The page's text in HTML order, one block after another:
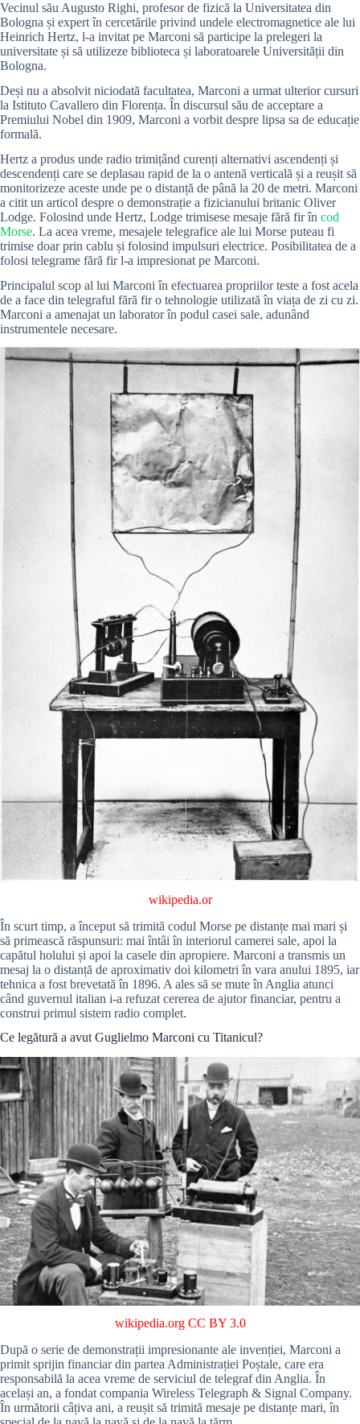
Vecinul său Augusto Righi, profesor de fizică la Universitatea din
Bologna și expert în cercetările privind undele electromagnetice ale lui
Heinrich Hertz, l-a invitat pe Marconi să participe la prelegeri la
universitate și să utilizeze biblioteca și laboratoarele Universității din
Bologna.
Deși nu a absolvit niciodată facultatea, Marconi a urmat ulterior cursuri
la Istituto Cavallero din Florența. În discursul său de acceptare a
Premiului Nobel din 1909, Marconi a vorbit despre lipsa sa de educație
formală.
Hertz a produs unde radio trimițând curenți alternativi ascendenți și
descendenți care se deplasau rapid de la o antenă verticală și a reușit să
monitorizeze aceste unde pe o distanță de până la 20 de metri. Marconi
a citit un articol despre o demonstrație a fizicianului britanic Oliver
Lodge. Folosind unde Hertz, Lodge trimisese mesaje fără fir în cod
Morse. La acea vreme, mesajele telegrafice ale lui Morse puteau fi
trimise doar prin cablu și folosind impulsuri electrice. Posibilitatea de a
folosi telegrame fără fir l-a impresionat pe Marconi.
Principalul scop al lui Marconi în efectuarea propriilor teste a fost acela
de a face din telegraful fără fir o tehnologie utilizată în viața de zi cu zi.
Marconi a amenajat un laborator în podul casei sale, adunând
instrumentele necesare.
wikipedia.or
În scurt timp, a început să trimită codul Morse pe distanțe mai mari și
să primească răspunsuri: mai întâi în interiorul camerei sale, apoi la
capătul holului și apoi la casele din apropiere. Marconi a transmis un
mesaj la o distanță de aproximativ doi kilometri în vara anului 1895, iar
tehnica a fost brevetată în 1896. A ales să se mute în Anglia atunci
când guvernul italian i-a refuzat cererea de ajutor financiar, pentru a
construi primul sistem radio complet.
Ce legătură a avut Guglielmo Marconi cu Titanicul?
wikipedia.org CC BY 3.0
După o serie de demonstrații impresionante ale invenției, Marconi a
primit sprijin financiar din partea Administrației Poștale, care era
responsabilă la acea vreme de serviciul de telegraf din Anglia. În
același an, a fondat compania Wireless Telegraph & Signal Company.
În următorii câțiva ani, a reușit să trimită mesaje pe distanțe mari, în